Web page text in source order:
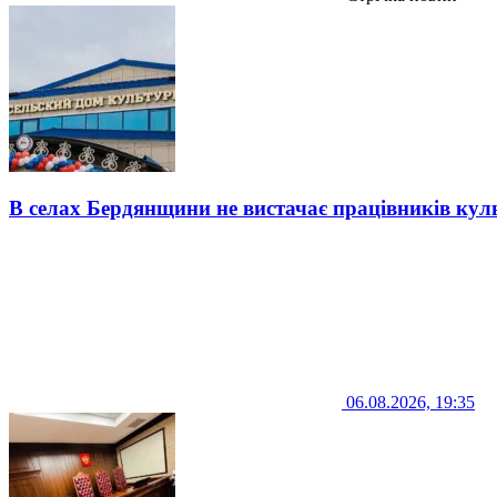
В селах Бердянщини не вистачає працівників
06.08.2026, 19:35